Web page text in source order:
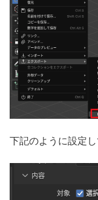
下記のように設定